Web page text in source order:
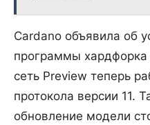
Cardano объявила об
программы хардфорка
сеть Preview теперь
протокола версии 11.
обновление модели